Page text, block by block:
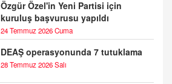
Özgür Özel'in Yeni Partisi için
kuruluş başvurusu yapıldı
24 Temmuz 2026 Cuma
DEAŞ operasyonunda 7 tutuklama
28 Temmuz 2026 Salı